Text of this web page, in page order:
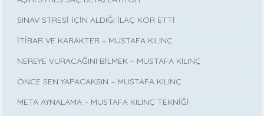
SINAV STRESİ İÇİN ALDIĞI İLAÇ KÖR ETTİ
İTİBAR VE KARAKTER – MUSTAFA KILINÇ
NEREYE VURACAĞINI BİLMEK – MUSTAFA KILINÇ
ÖNCE SEN YAPACAKSIN – MUSTAFA KILINÇ
META AYNALAMA – MUSTAFA KILINÇ TEKNİĞİ